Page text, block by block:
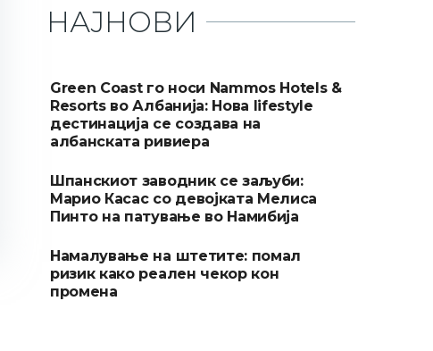
НАЈНОВИ
Green Coast го носи Nammos Hotels &
Resorts во Албанија: Нова lifestyle
дестинација се создава на
албанската ривиера
Шпанскиот заводник се заљуби:
Марио Касас со девојката Мелиса
Пинто на патување во Намибија
Намалување на штетите: помал
ризик како реален чекор кон
промена